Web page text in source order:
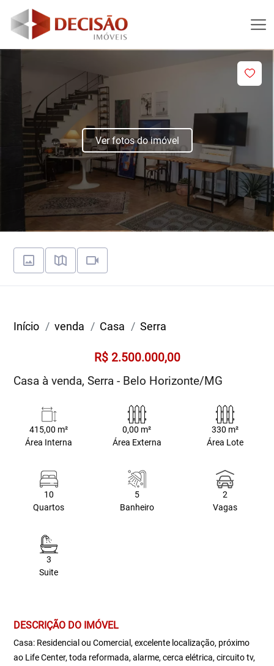
Ver fotos do imóvel
Início venda Casa Serra
R$ 2.500.000,00
Casa à venda, Serra - Belo Horizonte/MG
415,00 m²
Área Interna
0,00 m²
Área Externa
330 m²
Área Lote
10
Quartos
5
Banheiro
2
Vagas
3
Suite
DESCRIÇÃO DO IMÓVEL
Casa: Residencial ou Comercial, excelente localização, próximo
ao Life Center, toda reformada, alarme, cerca elétrica, circuito tv,